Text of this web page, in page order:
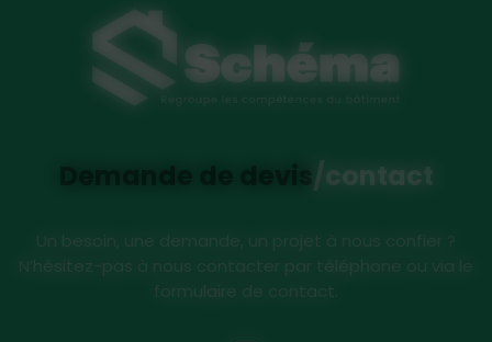
Demande de devis /contact
Un besoin, une demande, un projet à nous confier ?